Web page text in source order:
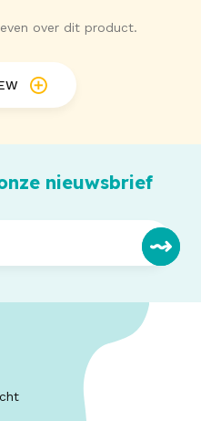
over dit product.
nieuwsbrief